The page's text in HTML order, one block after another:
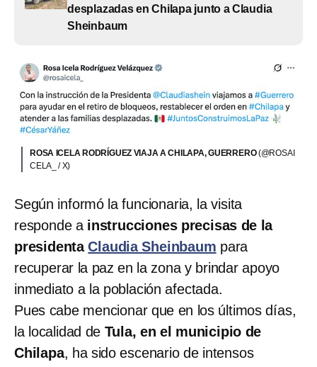
desplazadas en Chilapa junto a Claudia
Sheinbaum
ROSA ICELA RODRÍGUEZ VIAJA A CHILAPA, GUERRERO(@ROSAI
CELA_ / X)
Según informó la funcionaria, la visita
responde a instrucciones precisas de la
presidentaClaudia Sheinbaum para
recuperar la paz en la zona y brindar apoyo
inmediato a la población afectada.
Pues cabe mencionar que en los últimos días,
la localidad de Tula, en el municipio de
Chilapa, ha sido escenario de intensos